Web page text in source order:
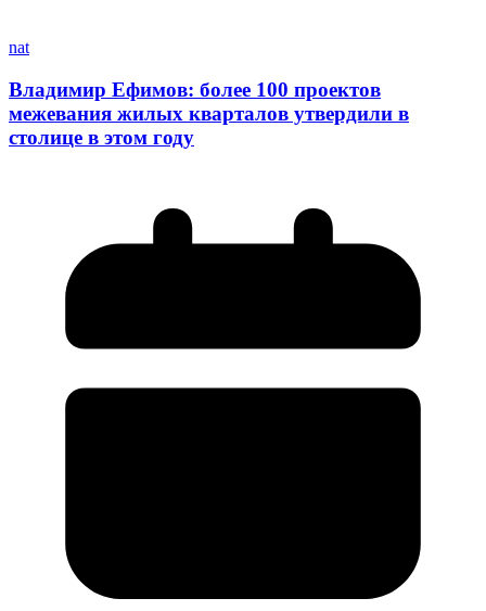
nat
Владимир Ефимов: более 100 проектов
межевания жилых кварталов утвердили в
столице в этом году